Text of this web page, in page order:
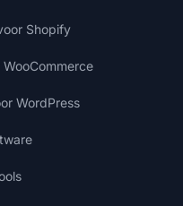
Shopify
WordPress